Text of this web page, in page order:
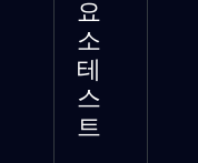
요
소
테
스
트